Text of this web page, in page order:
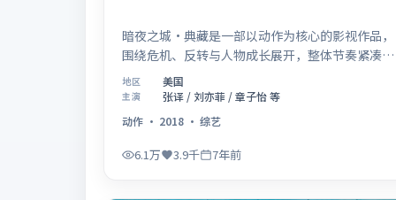
暗夜之城·典藏是一部以动作为核心的影视作品，
围绕危机、反转与人物成长展开，整体节奏紧凑，
值得推荐观看。
地区 美国
主演
张译 / 刘亦菲 / 章子怡 等
动作 · 2018 · 综艺
6.1万 3.9千 7年前